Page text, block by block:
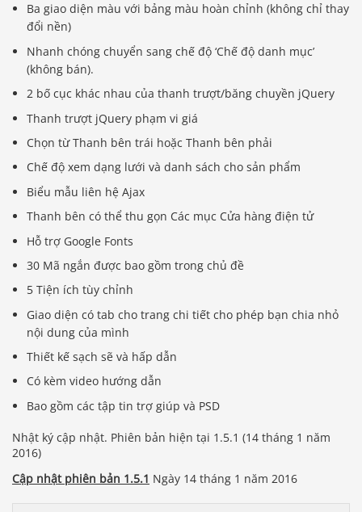
Ba giao diện màu với bảng màu hoàn chỉnh (không chỉ thay
đổi nền)
Nhanh chóng chuyển sang chế độ ‘Chế độ danh mục’
(không bán).
2 bố cục khác nhau của thanh trượt/băng chuyền jQuery
Thanh trượt jQuery phạm vi giá
Chọn từ Thanh bên trái hoặc Thanh bên phải
Chế độ xem dạng lưới và danh sách cho sản phẩm
Biểu mẫu liên hệ Ajax
Thanh bên có thể thu gọn Các mục Cửa hàng điện tử
Hỗ trợ Google Fonts
30 Mã ngắn được bao gồm trong chủ đề
5 Tiện ích tùy chỉnh
Giao diện có tab cho trang chi tiết cho phép bạn chia nhỏ
nội dung của mình
Thiết kế sạch sẽ và hấp dẫn
Có kèm video hướng dẫn
Bao gồm các tập tin trợ giúp và PSD
Nhật ký cập nhật. Phiên bản hiện tại 1.5.1 (14 tháng 1 năm
2016)
Cập nhật phiên bản 1.5.1 Ngày 14 tháng 1 năm 2016